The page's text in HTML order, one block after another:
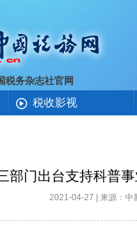
税务杂志社官网
税收影视
部门出台支持科普
2021-04-27 | 来源：中